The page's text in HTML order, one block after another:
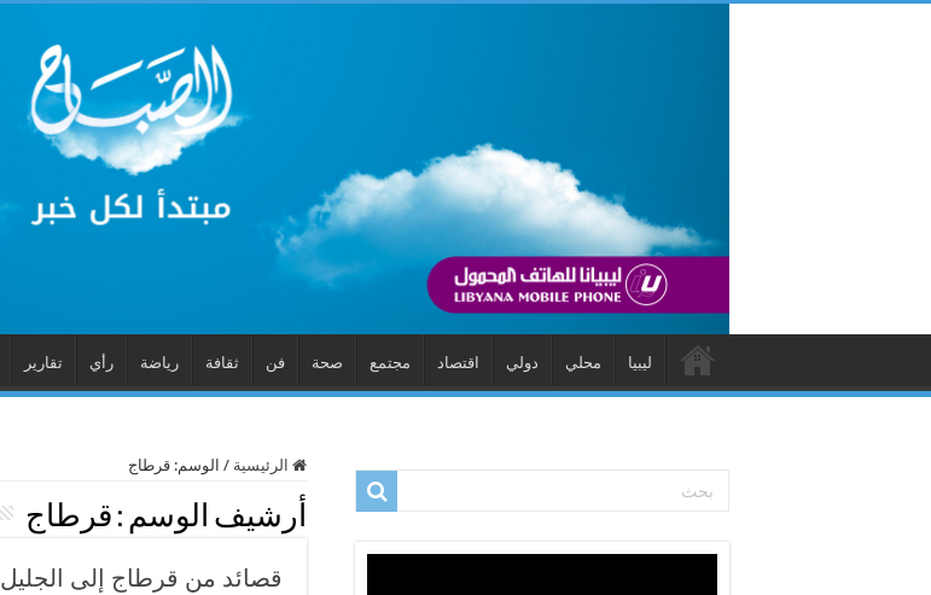
ليبيا محلي دولي اقتصاد مجتمع صحة فن ثقافة رياضة رأي تقارير
الرئيسية / الوسم: قرطاج
أرشيف الوسم : قرطاج
قصائد من قرطاج إلى الجليل